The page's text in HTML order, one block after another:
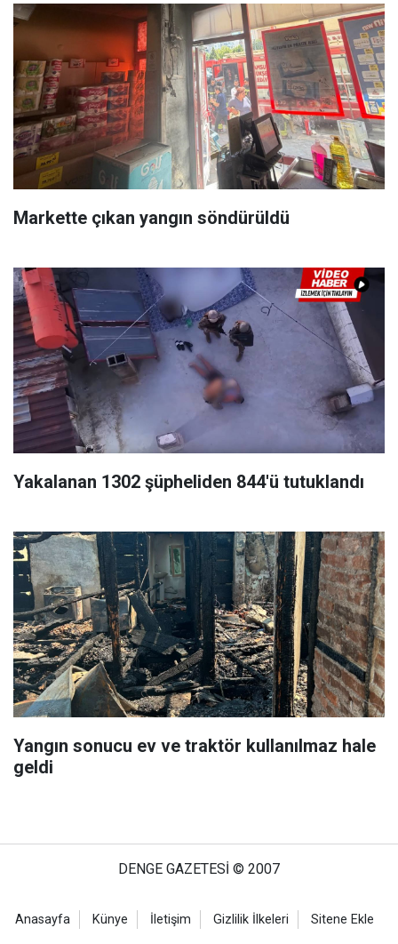
Markette çıkan yangın söndürüldü
Yakalanan 1302 şüpheliden 844'ü tutuklandı
Yangın sonucu ev ve traktör kullanılmaz hale
geldi
DENGE GAZETESİ © 2007
Anasayfa Künye İletişim Gizlilik İlkeleri Sitene Ekle